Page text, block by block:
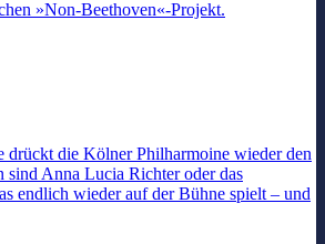
»Non-Beethoven«-Projekt.
drückt die Kölner Philharmoine wieder den
Anna Lucia Richter oder das
endlich wieder auf der Bühne spielt – und